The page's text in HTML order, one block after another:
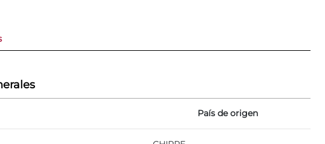
País de origen